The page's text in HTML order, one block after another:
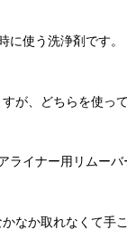
に使う洗浄剤です。
が、どちらを使っ
ライナー用リムーバ
なか取れなくて手